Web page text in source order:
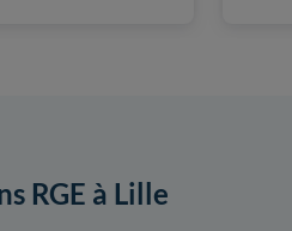
RGE à Lille